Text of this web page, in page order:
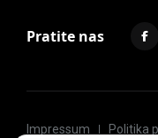
Pratite nas
Impressum Politika